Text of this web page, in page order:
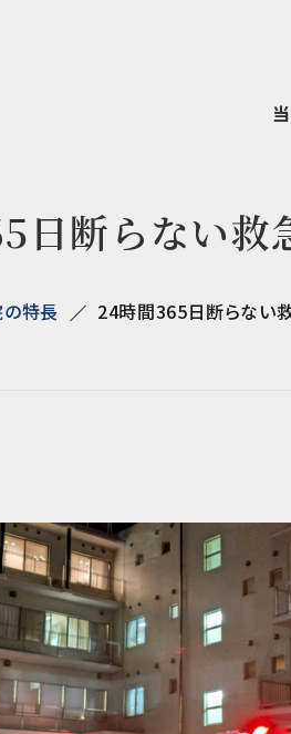
日断らない救
特長 24時間365日断らない